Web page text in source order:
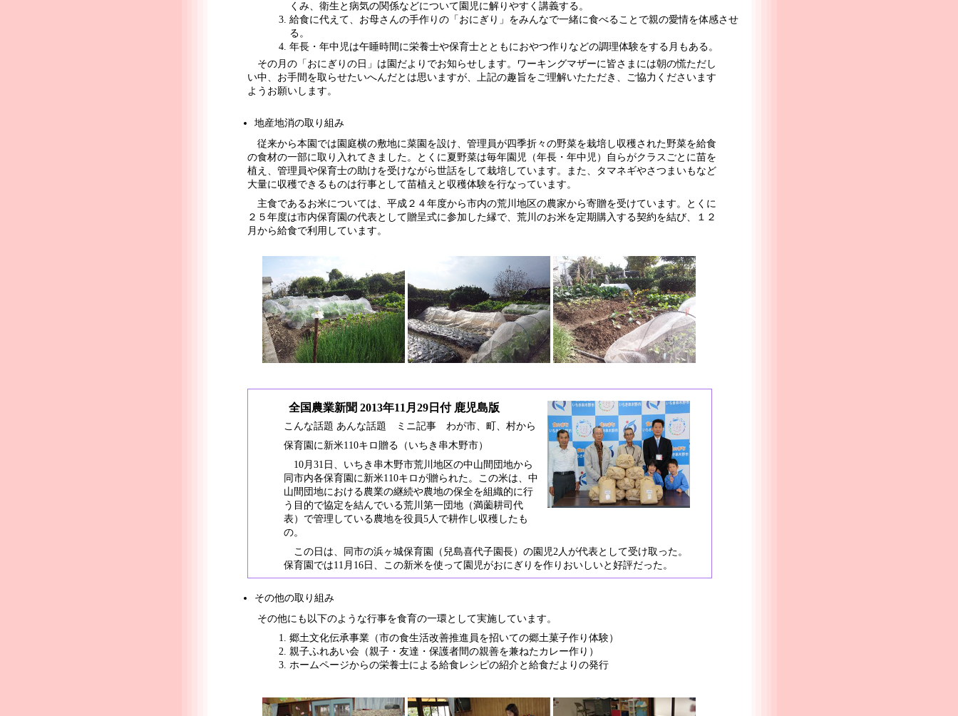
くみ、衛生と病気の関係などについて園児に解りやすく講義する。
給食に代えて、お母さんの手作りの「おにぎり」をみんなで一緒に食べることで親の愛情を体感させ
る。
年長・年中児は午睡時間に栄養士や保育士とともにおやつ作りなどの調理体験をする月もある。
その月の「おにぎりの日」は園だよりでお知らせします。ワーキングマザーに皆さまには朝の慌ただし
い中、お手間を取らせたいへんだとは思いますが、上記の趣旨をご理解いたただき、ご協力くださいます
ようお願いします。
地産地消の取り組み
従来から本園では園庭横の敷地に菜園を設け、管理員が四季折々の野菜を栽培し収穫された野菜を給食
の食材の一部に取り入れてきました。とくに夏野菜は毎年園児（年長・年中児）自らがクラスごとに苗を
植え、管理員や保育士の助けを受けながら世話をして栽培しています。また、タマネギやさつまいもなど
大量に収穫できるものは行事として苗植えと収穫体験を行なっています。
主食であるお米については、平成２４年度から市内の荒川地区の農家から寄贈を受けています。とくに
２５年度は市内保育園の代表として贈呈式に参加した縁で、荒川のお米を定期購入する契約を結び、１２
月から給食で利用しています。
全国農業新聞 2013年11月29日付 鹿児島版
こんな話題 あんな話題 ミニ記事 わが市、町、村から
保育園に新米110キロ贈る（いちき串木野市）
10月31日、いちき串木野市荒川地区の中山間団地から
同市内各保育園に新米110キロが贈られた。この米は、中
山間団地における農業の継続や農地の保全を組織的に行
う目的で協定を結んでいる荒川第一団地（満薗耕司代
表）で管理している農地を役員5人で耕作し収穫したも
の。
この日は、同市の浜ヶ城保育園（兒島喜代子園長）の園児2人が代表として受け取った。
保育園では11月16日、この新米を使って園児がおにぎりを作りおいしいと好評だった。
その他の取り組み
その他にも以下のような行事を食育の一環として実施しています。
郷土文化伝承事業（市の食生活改善推進員を招いての郷土菓子作り体験）
親子ふれあい会（親子・友達・保護者間の親善を兼ねたカレー作り）
ホームページからの栄養士による給食レシピの紹介と給食だよりの発行